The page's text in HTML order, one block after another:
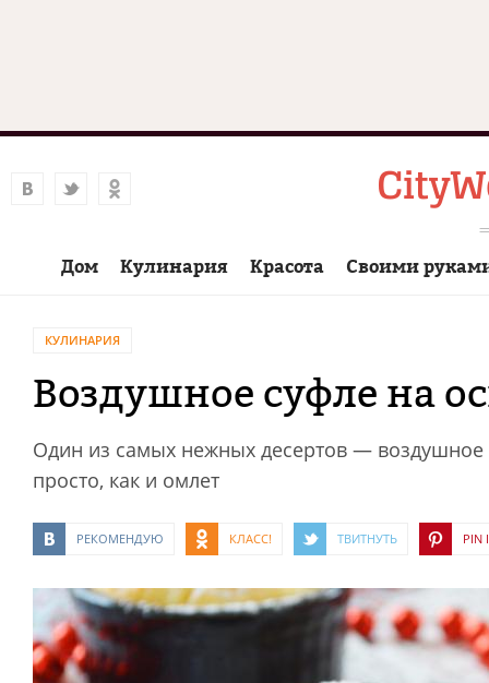
Дом Кулинария Красота Своими
КУЛИНАРИЯ
Воздушное суфле на
Один из самых нежных десертов — воздушное
просто, как и омлет
РЕКОМЕНДУЮ КЛАСС! ТВИТНУТЬ PIN